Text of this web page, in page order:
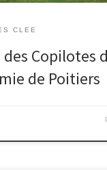
CLEE
Copilotes
de Poitiers